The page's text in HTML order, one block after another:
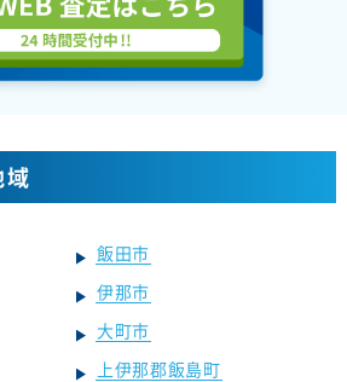
飯田市
伊那市
大町市
上伊那郡飯島町